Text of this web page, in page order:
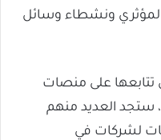
لمؤثري ونشطاء وسائل
على منصات
ستجد العديد منهم
لشركات في